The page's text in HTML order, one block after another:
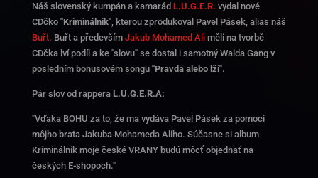
Náš slovenský kumpán a kamarád L.U.G.E.R. vydal nové
CDčko "Kriminálnik", kterou zprodukoval Pavel Pásek, alias náš
Buřt. Buřt a především Jakub Mohamed Aliměli na tvorbě
CDčka lví podíl a ke "slovu" se dostal i samotný Walda Gang v
posledním bonusovém songu "Pravda alebo lži".
Pár slov od rappera L.U.G.E.R.A:
"Vďaka BOHU za to, že ma vydáva Pavel Pásek za pomoci
môjho brata Jakuba Mohameda Aliho. Súčasne si album
Kriminálnik moje české VRANY budú môcť objednať na
českých E-shopoch."